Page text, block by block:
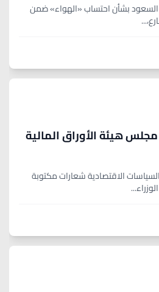
السعود بشأن احتساب «الهواء» ضمن
هيئة الأوراق المالية
الاقتصادية شعارات مكتوبة